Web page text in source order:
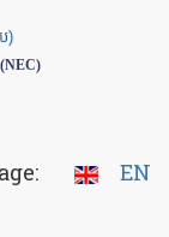
)
EN